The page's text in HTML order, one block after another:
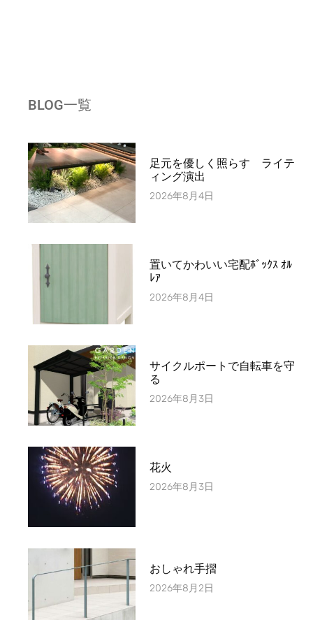
BLOG一覧
足元を優しく照らす ライテ
ィング演出
2026年8月4日
置いてかわいい宅配ﾎﾞｯｸｽ ｵﾙ
ﾚｱ
2026年8月4日
サイクルポートで自転車を守
る
2026年8月3日
花火
2026年8月3日
おしゃれ手摺
2026年8月2日